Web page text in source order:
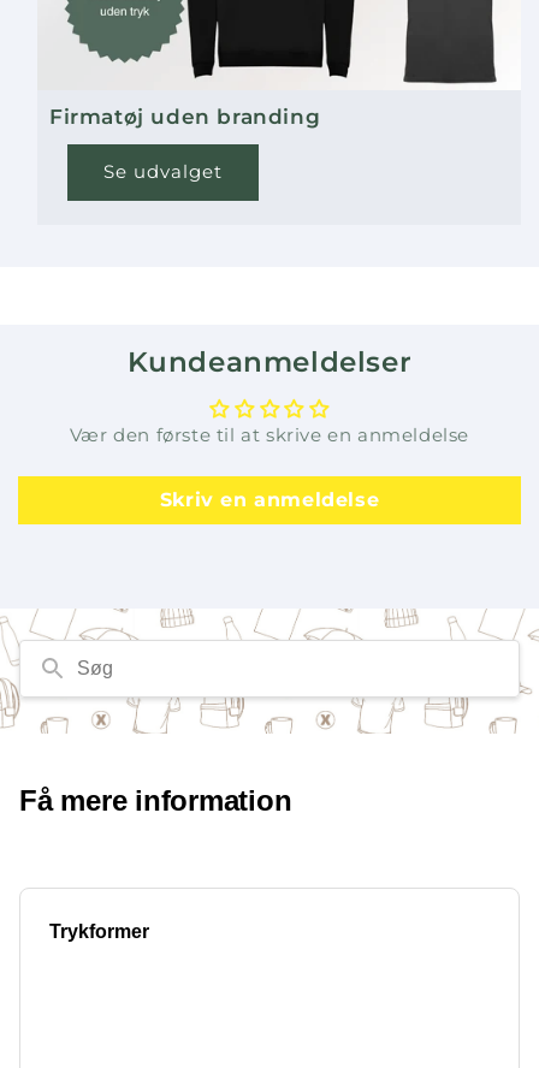
Firmatøj uden branding
Se udvalget
Kundeanmeldelser
Vær den første til at skrive en anmeldelse
Skriv en anmeldelse